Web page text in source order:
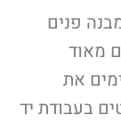
פנים
מאוד
את
בעבודת יד